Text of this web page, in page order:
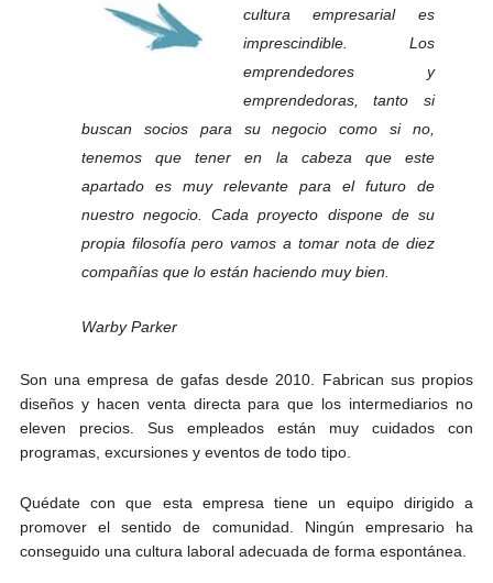
cultura empresarial es
imprescindible. Los
emprendedores y
emprendedoras, tanto si
buscan socios para su negocio como si no,
tenemos que tener en la cabeza que este
apartado es muy relevante para el futuro de
nuestro negocio. Cada proyecto dispone de su
propia filosofía pero vamos a tomar nota de diez
compañías que lo están haciendo muy bien.
Warby Parker
Son una empresa de gafas desde 2010. Fabrican sus propios
diseños y hacen venta directa para que los intermediarios no
eleven precios. Sus empleados están muy cuidados con
programas, excursiones y eventos de todo tipo.
Quédate con que esta empresa tiene un equipo dirigido a
promover el sentido de comunidad. Ningún empresario ha
conseguido una cultura laboral adecuada de forma espontánea.